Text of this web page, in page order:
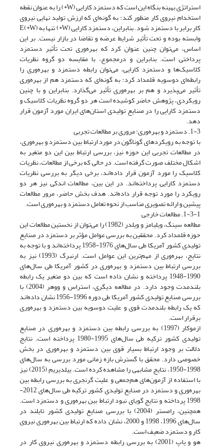
استراتژی بهینه بنگاه این است که دستمزد کارایی (W*) را به عنوان نقطه
استخدام نیروی کار منظور کند؛ به گونه‌ای که ارزش تولید نهایی نیروی
کار برابر با دستمزد شود. بنابراین، دستمزد کارایی (W*) تنها به (W*)E
وابسته بوده و تحت تأثیر شرایط عرضه و تقاضا در بازار نیست. بر این
اساس، می‌توان چنین عنوان کرد که بهره‌وری تحت تأثیر دستمزد
پرداختی است. بنابراین و درمجموع، با مقایسه دو گروه نظریات
کلاسیک‌ها و دستمزد کارایی، می‌توان رابطه دستمزد و بهره‌وری را
رابطه‌ای دوسویه قلمداد کرد؛ به گونه‌ای که دستمزد هم از بهره‌وری
تأثیر می‌پذیرد و هم بر بهره‌وری تأثیر می‌گذارد. بنابراین و با چنین
رویکردی، پژوهش حاضر کوشیده است هر دو گروه نظریات کلاسیک و
دستمزد کارایی را در صنایع تولیدی استان‌های ایران مورد آزمون قرار
دهد.
1-3. دستمزد و بهره‌وری: مروری بر مطالعات تجربی
با توجه به رویکرد‌های گوناگون در مورد ارتباط بین دستمزد و بهره‌وری،
در مطالعات تجربی این حوزه نیز، بررسی ارتباط بین این دو متغیر به
اشکال مختلف صورت گرفته است. در حالی که برخی از مطالعات، نظریات
کلاسیک را مورد آزمون قرار داده‌اند، برخی دیگر به بررسی نظریات
دستمزد کارایی پرداخته‌اند. در این بین، مطالعات اندکی نیز هر دو
رویکرد را مورد توجه قرار داده‌اند. هدف بخش حاضر، مرور مطالعات
پیشین و ارائه تصویری مناسب از نحوه تعامل دستمزد و بهره‌وری است.
1-3-1. مطالعات خارجی
مطالعه سینگ، ویلیامز و ویلدر (1982) را می‌توان از نخستین مطالعات این
حوزه قلمداد کرد. محققین به بررسی عوامل مؤثر بر دستمزد در صنایع
تولیدی کشور آمریکا طی سال‌های 1976-1958 پرداخته‌اند و با توجه به
نتایج، بهره‌وری از مهم‌ترین این عوامل است. ارنبرگ (1993) نیز به
بررسی ارتباط بین دستمزد و بهره‌وری در کشور آمریکا طی سال‌های
1990-1948 پرداخته و نشان داده است که بین دو متغیر یک رابطه
بلندمدت وجود دارد. در مطالعه دیگری، استراس و ووهر (2004) با
بررسی صنایع تولیدی کشور آمریکا طی دوره 1996-1956 نشان داده‌اند
که یک رابطه بلندمدت قوی و علیت دوسویه بین دستمزد و بهره‌وری
برقرار است.
ازموکار (1997) به بررسی رابطه بین دستمزد و بهره‌وری در صنایع
تولیدی کشور ترکیه طی سال‌های 1995-1980 پرداخته است. نتایج
دلالت بر وجود ارتباط بسیار قوی بین دستمزد و بهره‌وری در بخش
خصوصی دارد. محقق با گسترش بازه زمانی مورد بررسی به سال‌های
1998-1950، نتایج مشابهی را مشاهده کرده است. ییلدیریم (2015) نیز
با استفاده از آزمون‌های هم‌جمعی و علیت گرنجری به بررسی رابطه بین
بهره‌وری و دستمزد در صنایع تولیدی کشور ترکیه طی سال‌های 2012-
1998 پرداخته و نتایج گویای نبود ارتباط بین بهره‌وری و دستمزد است.
همچنین، رامستر (2004) با بررسی صنایع تولیدی کشور تایلند در
سال‌های 1996، 1998 و 2000، نشان داده که ارتباط بین بهره‌وری نیروی
کار و دستمزد ضعیف است.
هو و یاپ (2001) به بررسی رابطه دستمزد و بهره‌وری نیروی کار در